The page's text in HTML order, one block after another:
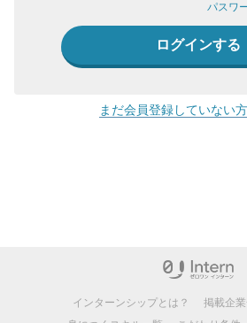
パスワ
まだ会員登録していない
インターンシップとは？ 掲載企